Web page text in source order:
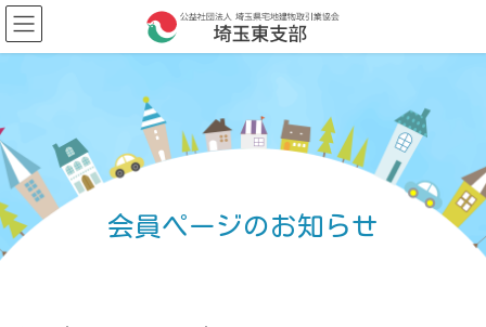
コ
ン
テ
に
移
動
ナ
ビ
ゲ
ョ
ン
に
移
動
会員ページのお知らせ